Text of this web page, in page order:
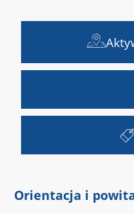
Orientacja i